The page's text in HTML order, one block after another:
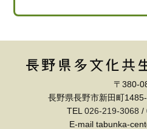
〒380-
長野県長野市新田町
TEL026-219-3068 /
E-mail tabunka-